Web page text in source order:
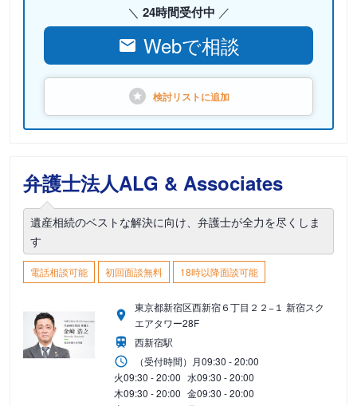
24時間受付中
Webで相談
検討リストに追加
弁護士法人ALG & Associates
遺産相続のベストな解決に向け、弁護士が全力を尽くしま
す
電話相談可能 初回面談無料 18時以降面談可能
東京都新宿区西新宿６丁目２２−１ 新宿スク
エアタワー28F
西新宿駅
（受付時間） 月09:30 - 20:00
火09:30 - 20:00 水09:30 - 20:00
木09:30 - 20:00 金09:30 - 20:00